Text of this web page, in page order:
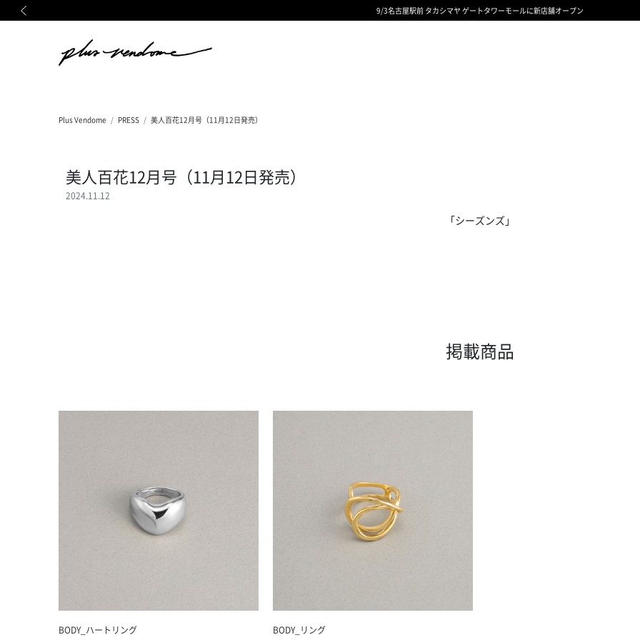
ギフトサービス 一部リニューアルと価格変更のお知らせ
令和8年熊本地震の影響による荷物のお届けについて
9/3名古屋駅前 タカシマヤ ゲートタワーモールに新店舗オープン
8/6渋谷ヒカリエ内ShinQs店 待望のリアル店舗オープン
ギフトサービス 一部リニューアルと価格変更のお知らせ
令和8年熊本地震の影響による荷物のお届けについて
Plus Vendome PRESS 美人百花12月号（11月12日発売）
美人百花12月号（11月12日発売）
2024.11.12
「シーズンズ」
掲載商品
BODY_ハートリング BODY_リング